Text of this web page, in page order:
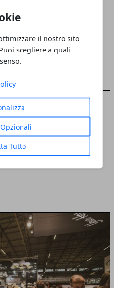
il nostro sito
scegliere a quali
Tutto